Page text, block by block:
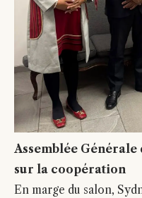
Assemblée
sur la coopération
En marge du salon,